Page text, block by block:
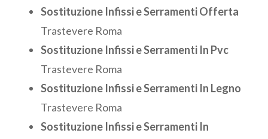
Sostituzione Infissi e Serramenti Offerta
Trastevere Roma
Sostituzione Infissi e Serramenti In Pvc
Trastevere Roma
Sostituzione Infissi e Serramenti In Legno
Trastevere Roma
Sostituzione Infissi e Serramenti In